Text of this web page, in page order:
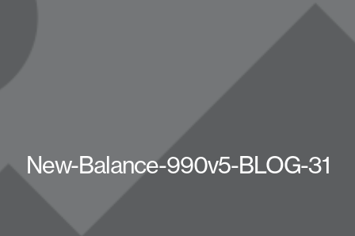
New-Balance-990v5-BLOG-31